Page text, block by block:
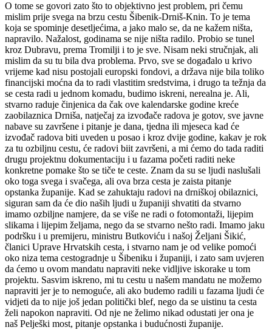
O tome se govori zato što to objektivno jest problem, pri čemu
mislim prije svega na brzu cestu Šibenik-Drniš-Knin. To je tema
koja se spominje desetljećima, a jako malo se, da ne kažem ništa,
napravilo. Nažalost, godinama se nije ništa radilo. Probio se tunel
kroz Dubravu, prema Tromilji i to je sve. Nisam neki stručnjak, ali
mislim da su tu bila dva problema. Prvo, sve se događalo u krivo
vrijeme kad nisu postojali europski fondovi, a država nije bila toliko
financijski moćna da to radi vlastitim sredstvima, i drugo ta težnja da
se cesta radi u jednom komadu, budimo iskreni, nerealna je. Ali,
stvarno raduje činjenica da čak ove kalendarske godine kreće
zaobilaznica Drniša, natječaj za izvođače radova je gotov, sve javne
nabave su završene i pitanje je dana, tjedna ili mjeseca kad će
izvođač radova biti uveden u posao i kroz dvije godine, kakav je rok
za tu ozbiljnu cestu, će radovi biit završeni, a mi ćemo do tada raditi
drugu projektnu dokumentaciju i u fazama početi raditi neke
konkretne pomake što se tiče te ceste. Znam da su se ljudi naslušali
oko toga svega i svačega, ali ova brza cesta je zaista pitanje
opstanka županije. Kad se zahuktaju radovi na drniškoj obilaznici,
siguran sam da će dio naših ljudi u županiji shvatiti da stvarno
imamo ozbiljne namjere, da se više ne radi o fotomontaži, lijepim
slikama i lijepim željama, nego da se stvarno nešto radi. Imamo jaku
podršku i u premijeru, ministru Butkoviću i našoj Željani Šikić,
članici Uprave Hrvatskih cesta, i stvarno nam je od velike pomoći
oko niza tema cestogradnje u Šibeniku i županiji, i zato sam uvjeren
da ćemo u ovom mandatu napraviti neke vidljive iskorake u tom
projektu. Sasvim iskreno, mi tu cestu u našem mandatu ne možemo
napraviti jer je to nemoguće, ali ako budemo radili u fazama ljudi će
vidjeti da to nije još jedan politički blef, nego da se uistinu ta cesta
želi napokon napraviti. Od nje ne želimo nikad odustati jer ona je
naš Pelješki most, pitanje opstanka i budućnosti županije.